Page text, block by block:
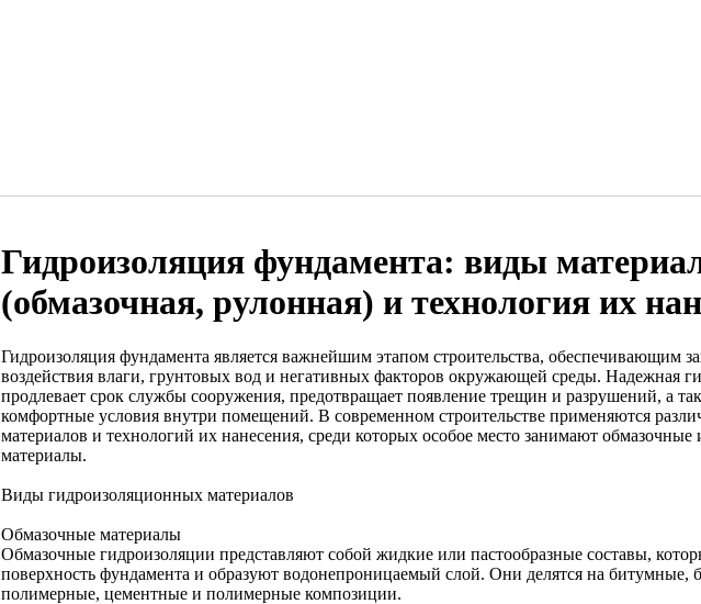
Гидроизоляция фундамента: виды
(обмазочная, рулонная) и технология их
Гидроизоляция фундамента является важнейшим этапом строительства, обеспечивающим
воздействия влаги, грунтовых вод и негативных факторов окружающей среды. Надежная
продлевает срок службы сооружения, предотвращает появление трещин и разрушений, а
комфортные условия внутри помещений. В современном строительстве применяются
материалов и технологий их нанесения, среди которых особое место занимают обмазочные
материалы.
Виды гидроизоляционных материалов
Обмазочные материалы
Обмазочные гидроизоляции представляют собой жидкие или пастообразные составы,
поверхность фундамента и образуют водонепроницаемый слой. Они делятся на битумные,
полимерные, цементные и полимерные композиции.